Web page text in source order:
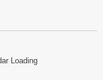
Loading